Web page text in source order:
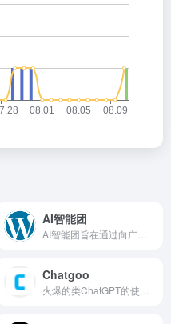
AI智能团
Chatgoo